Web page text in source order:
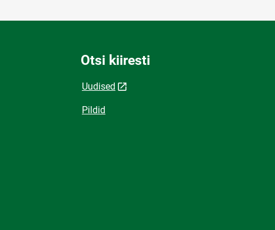
Otsi kiiresti
Uudised
Pildid